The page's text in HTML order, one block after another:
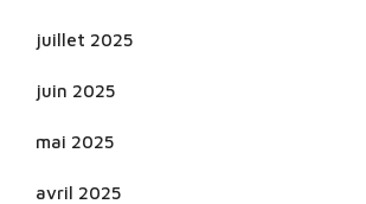
juillet 2025
juin 2025
mai 2025
avril 2025